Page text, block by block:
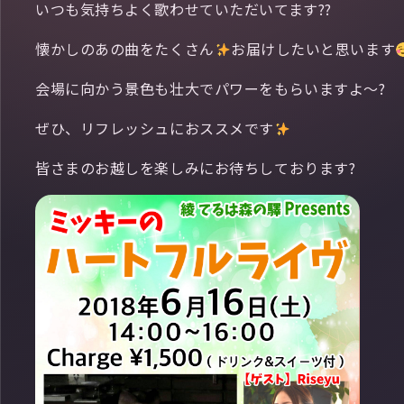
いつも気持ちよく歌わせていただいてます??
懐かしのあの曲をたくさん
お届けしたいと思います
会場に向かう景色も壮大でパワーをもらいますよ〜?
ぜひ、リフレッシュにおススメです
皆さまのお越しを楽しみにお待ちしております?